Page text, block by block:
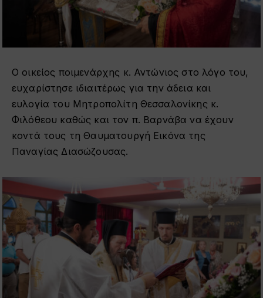
Ο οικείος ποιμενάρχης κ. Αντώνιος στο λόγο του,
ευχαρίστησε ιδιαιτέρως για την άδεια και
ευλογία του Μητροπολίτη Θεσσαλονίκης κ.
Φιλόθεου καθώς και τον π. Βαρνάβα να έχουν
κοντά τους τη Θαυματουργή Εικόνα της
Παναγίας Διασώζουσας.